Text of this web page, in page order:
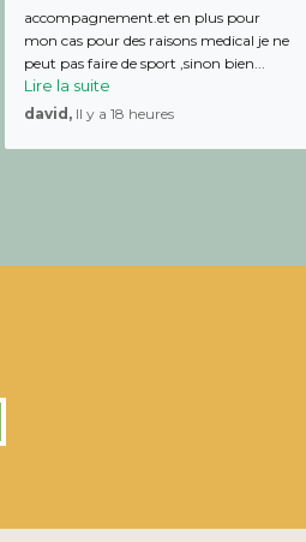
accompagnement.et en plus pour
mon cas pour des raisons medical je ne
peut pas faire de sport ,sinon bien...
Lire la suite
david, Il y a 18 heures